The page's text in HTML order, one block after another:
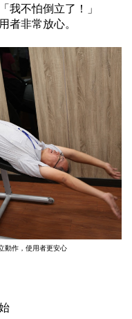
我不怕倒立了！」
者非常放心。
動作，使用者更安心